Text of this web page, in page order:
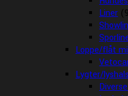
Liner
Loppe/flåt
Lygter/